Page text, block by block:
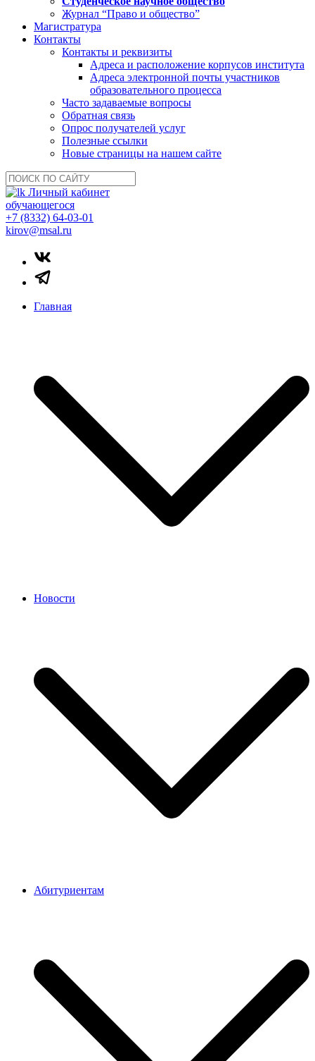
Журнал “Право и общество”
Магистратура
Контакты
Контакты и реквизиты
Адреса и расположение корпусов института
Адреса электронной почты участников
образовательного процесса
Часто задаваемые вопросы
Обратная связь
Опрос получателей услуг
Полезные ссылки
Новые страницы на нашем сайте
Личный кабинет
обучающегося
+7 (8332) 64-03-01
kirov@msal.ru
Главная
Новости
Абитуриентам